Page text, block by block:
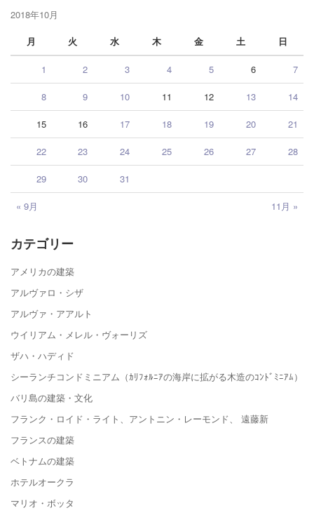
2018年10月
月
火 水 木 金 土 日
« 9月 11月 »
1 2 3 4 5 6 7
8 9 10 11 12 13 14
15 16 17 18 19 20 21
22 23 24 25 26 27 28
29 30 31
カテゴリー
アメリカの建築
アルヴァロ・シザ
アルヴァ・アアルト
ウイリアム・メレル・ヴォーリズ
ザハ・ハディド
シーランチコンドミニアム（ｶﾘﾌｫﾙﾆｱの海岸に拡がる木造のｺﾝﾄﾞﾐﾆｱﾑ）
バリ島の建築・文化
フランク・ロイド・ライト、アントニン・レーモンド、 遠藤新
フランスの建築
ベトナムの建築
ホテルオークラ
マリオ・ボッタ